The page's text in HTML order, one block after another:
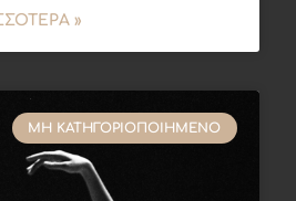
»
ΜΗ ΚΑΤΗΓΟΡΙΟΠΟΙΗΜΈΝΟ